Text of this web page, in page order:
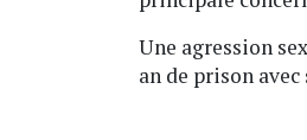
Une agression
an de prison